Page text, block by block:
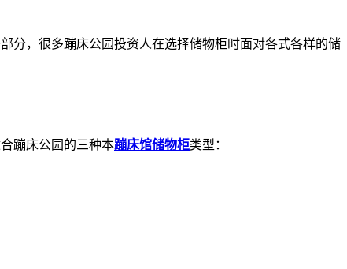
分，很多蹦床公园投资人在选择储物柜时面对各式各样的储
蹦床公园的三种本蹦床馆储物柜类型：